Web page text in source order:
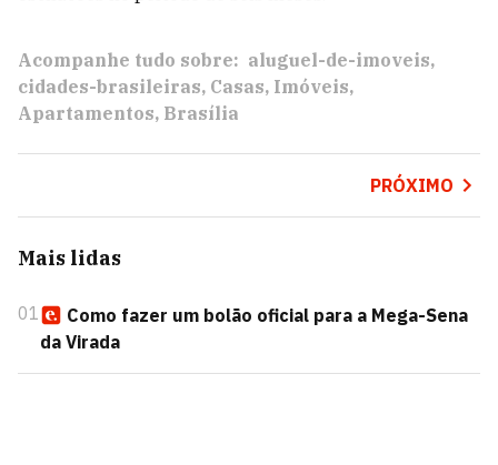
Acompanhe tudo sobre: aluguel-de-imoveis
cidades-brasileiras Casas Imóveis
Apartamentos Brasília
PRÓXIMO
Mais lidas
01
Como fazer um bolão oficial para a Mega-Sena
da Virada